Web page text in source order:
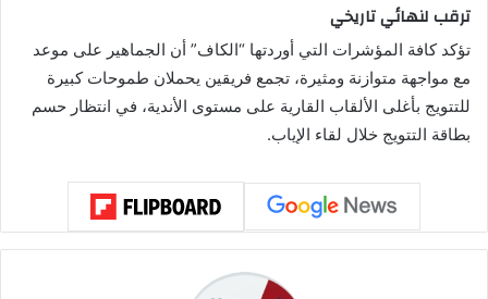
ترقب لنهائي تاريخي
تؤكد كافة المؤشرات التي أوردتها “الكاف” أن الجماهير على موعد
مع مواجهة متوازنة ومثيرة، تجمع فريقين يحملان طموحات كبيرة
للتتويج بأغلى الألقاب القارية على مستوى الأندية، في انتظار حسم
بطاقة التتويج خلال لقاء الإياب.